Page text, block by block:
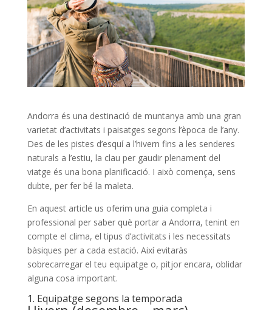
Andorra és una destinació de muntanya amb una gran
varietat d’activitats i paisatges segons l’època de l’any.
Des de les pistes d’esquí a l’hivern fins a les senderes
naturals a l’estiu, la clau per gaudir plenament del
viatge és una bona planificació. I això comença, sens
dubte, per fer bé la maleta.
En aquest article us oferim una guia completa i
professional per saber què portar a Andorra, tenint en
compte el clima, el tipus d’activitats i les necessitats
bàsiques per a cada estació. Així evitaràs
sobrecarregar el teu equipatge o, pitjor encara, oblidar
alguna cosa important.
1. Equipatge segons la temporada